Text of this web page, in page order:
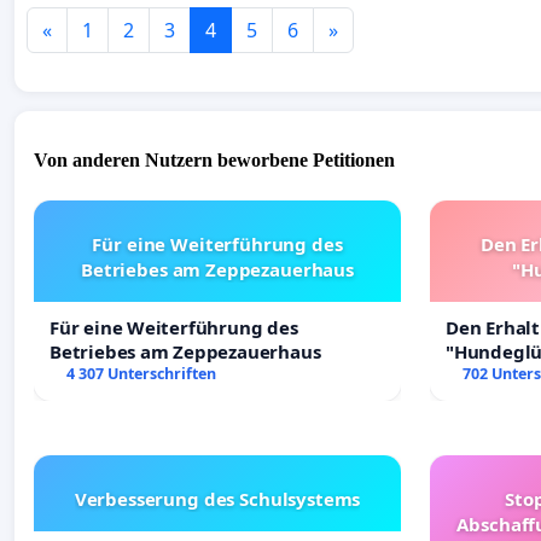
« 1 2 3 4 5 6 »
Von anderen Nutzern beworbene Petitionen
Für eine Weiterführung des
Betriebes am Zeppezauerhaus
Für eine Weiterführung des
Betriebes am Zeppezauerhaus
4 307 Unterschriften
Den
Den
702
Verbesserung des Schulsystems